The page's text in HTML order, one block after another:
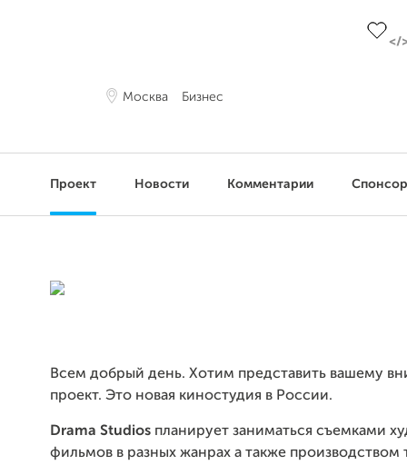
Москва Бизнес
Проект Новости Комментарии
Всем добрый день. Хотим представить вашему
проект. Это новая киностудия в России.
Drama Studios планирует заниматься съемками
фильмов в разных жанрах а также производством